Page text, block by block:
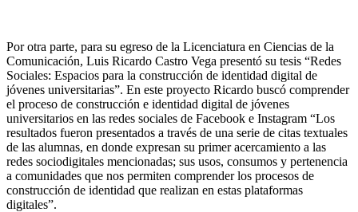
Por otra parte, para su egreso de la Licenciatura en Ciencias de la
Comunicación, Luis Ricardo Castro Vega presentó su tesis “Redes
Sociales: Espacios para la construcción de identidad digital de
jóvenes universitarias”. En este proyecto Ricardo buscó comprender
el proceso de construcción e identidad digital de jóvenes
universitarios en las redes sociales de Facebook e Instagram “Los
resultados fueron presentados a través de una serie de citas textuales
de las alumnas, en donde expresan su primer acercamiento a las
redes sociodigitales mencionadas; sus usos, consumos y pertenencia
a comunidades que nos permiten comprender los procesos de
construcción de identidad que realizan en estas plataformas
digitales”.